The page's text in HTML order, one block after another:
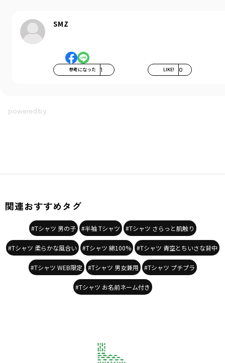
SMZ
参考になった 1 LIKE! 0
関連おすすめタグ
#Tシャツ 男の子 #半袖 Tシャツ #Tシャツ さらっと肌触り
#Tシャツ 柔らかな風合い #Tシャツ 綿100% #Tシャツ 青空とちいさな背中
#Tシャツ WEB限定 #Tシャツ 男女兼用 #Tシャツ プチプラ
#Tシャツ お名前ネーム付き